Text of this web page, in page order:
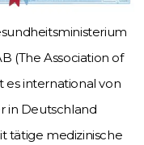
(The Association of
es international von
in Deutschland
tätige medizinische